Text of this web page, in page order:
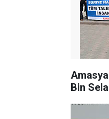
Bin